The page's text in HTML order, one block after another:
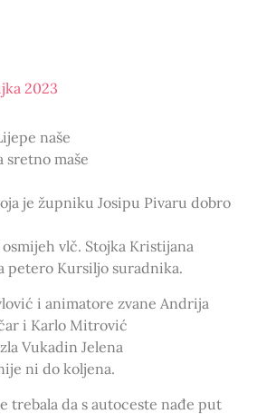
2023
naše
maše
je župniku Josipu Pivaru dobro
vlč. Stojka Kristijana
petero Kursiljo suradnika.
i animatore zvane Andrija
i Karlo Mitrović
Vukadin Jelena
ni do koljena.
trebala da s autoceste nađe put